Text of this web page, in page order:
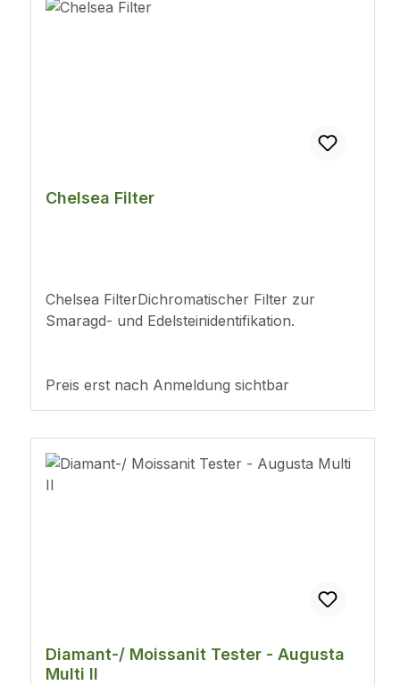
Chelsea Filter
Chelsea FilterDichromatischer Filter zur
Smaragd- und Edelsteinidentifikation.
Preis erst nach Anmeldung sichtbar
Diamant-/ Moissanit Tester - Augusta
Multi II